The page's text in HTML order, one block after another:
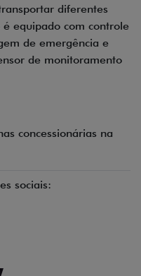
diferentes
equipado com controle
de emergência e
de monitoramento
concessionárias na
sociais: